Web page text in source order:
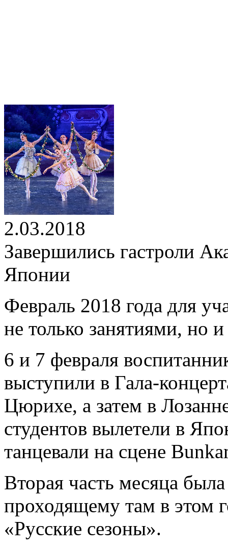
2.03.2018
Завершились гастроли
Японии
Февраль 2018 года для
не только занятиями, но
6 и 7 февраля
выступили в Гала-
Цюрихе, а затем в
студентов вылетели в
танцевали на сцене
Вторая часть месяца
проходящему там в этом
«Русские сезоны».